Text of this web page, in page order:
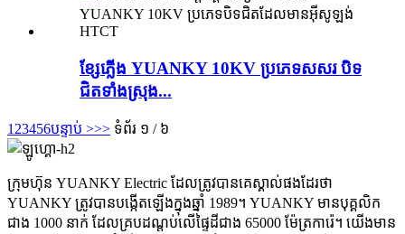
ខ្សែភ្លើង YUANKY 10KV ប្រភេទសសរ បិទ
ជិតទាំងស្រុង...
1 23456បន្ទាប់ >>> ទំព័រ ១ / ៦
ក្រុមហ៊ុន YUANKY Electric ដែលត្រូវបានគេស្គាល់ផងដែរថា
YUANKY ត្រូវបានបង្កើតឡើងក្នុងឆ្នាំ 1989។ YUANKY មានបុគ្គលិក
ជាង 1000 នាក់ ដែលគ្របដណ្តប់លើផ្ទៃដីជាង 65000 ម៉ែត្រការ៉េ។ យើងមាន